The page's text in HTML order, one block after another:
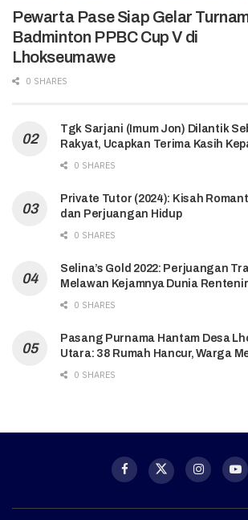
Pewarta Pase Siap Gelar
Badminton PPBC Cup V di
Lhokseumawe
0 SHARES
Tgk Sarjani (Imum Jon) Dilantik
Rakyat, Ucapkan Terima Kasih
0 SHARES
Private Tutor (2024): Kisah
dan Perjuangan Hidup
0 SHARES
Selina’s Gold 2022: Perjuangan
Melawan Kejamnya Dunia Rentenir
0 SHARES
Pasang Purnama Hantam Desa
Utara: 38 Rumah Hancur, Warga
0 SHARES